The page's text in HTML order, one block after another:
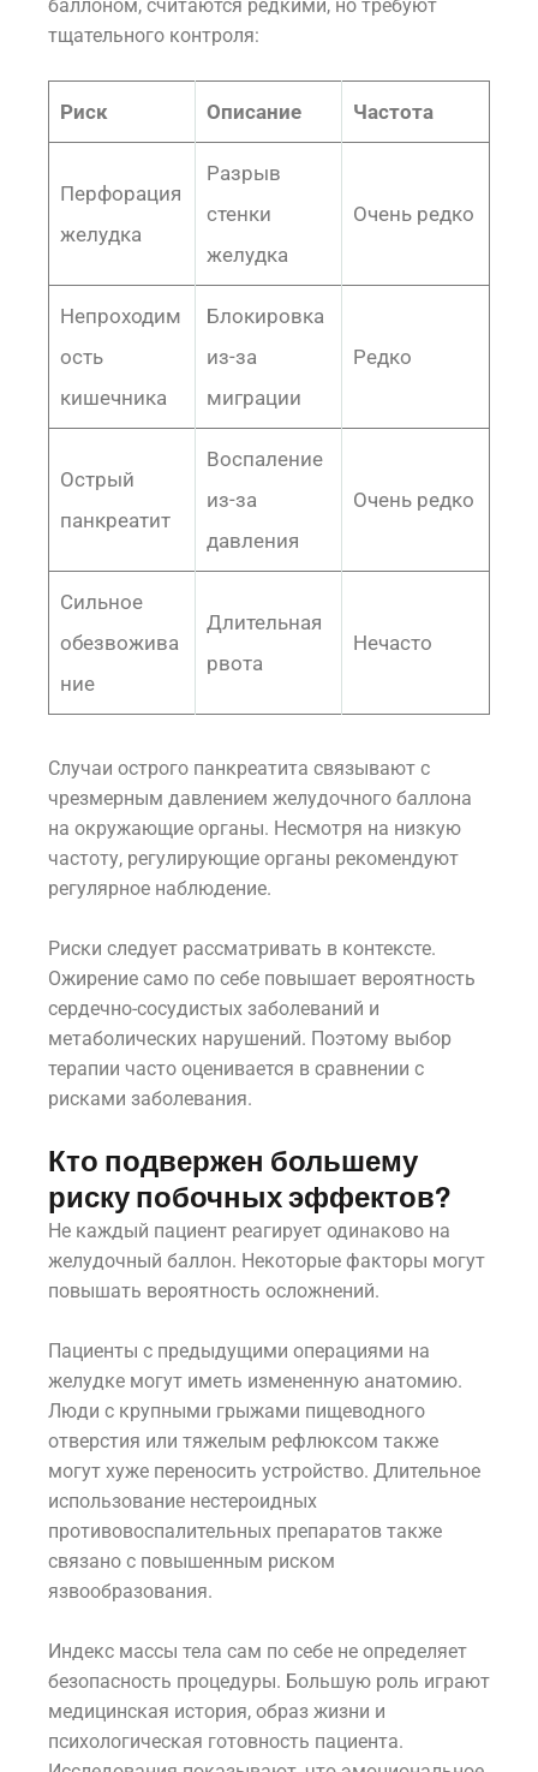
баллоном, считаются редкими, но требуют
тщательного контроля:
Риск Описание Частота
Перфорация
желудка
Разрыв
стенки
желудка
Очень редко
Непроходим
ость
кишечника
Блокировка
из-за
миграции
Редко
Острый
панкреатит
Воспаление
из-за
давления
Очень редко
Сильное
обезвожива
ние
Длительная
рвота
Нечасто
Случаи острого панкреатита связывают с
чрезмерным давлением желудочного баллона
на окружающие органы. Несмотря на низкую
частоту, регулирующие органы рекомендуют
регулярное наблюдение.
Риски следует рассматривать в контексте.
Ожирение само по себе повышает вероятность
сердечно-сосудистых заболеваний и
метаболических нарушений. Поэтому выбор
терапии часто оценивается в сравнении с
рисками заболевания.
Кто подвержен большему
риску побочных эффектов?
Не каждый пациент реагирует одинаково на
желудочный баллон. Некоторые факторы могут
повышать вероятность осложнений.
Пациенты с предыдущими операциями на
желудке могут иметь измененную анатомию.
Люди с крупными грыжами пищеводного
отверстия или тяжелым рефлюксом также
могут хуже переносить устройство. Длительное
использование нестероидных
противовоспалительных препаратов также
связано с повышенным риском
язвообразования.
Индекс массы тела сам по себе не определяет
безопасность процедуры. Большую роль играют
медицинская история, образ жизни и
психологическая готовность пациента.